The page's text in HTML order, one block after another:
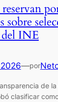
sobre
del INE
—por
de
clasificar